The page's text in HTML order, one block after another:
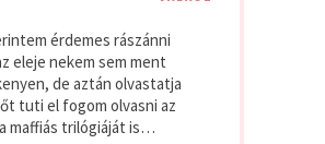
érdemes rászánni
eleje nekem sem ment
de aztán olvastatja
tuti el fogom olvasni az
maffiás trilógiáját is…